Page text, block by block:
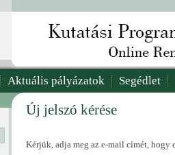
Aktuális pályázatok Segédlet
Új jelszó kérése
Kérjük, adja meg az e-mail címét, hogy